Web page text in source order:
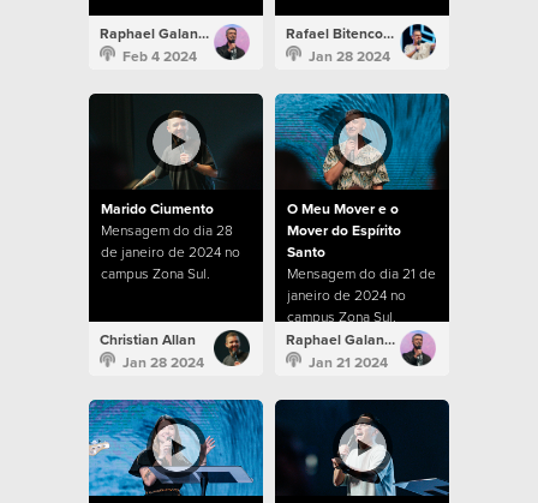
Raphael Galante
Feb 4 2024
Rafael Bitencourt
Jan 28 2024
Marido Ciumento
Mensagem do dia 28
de janeiro de 2024 no
campus Zona Sul.
Christian Allan
Jan 28 2024
O Meu Mover e o
Mover do Espírito
Santo
Mensagem do dia 21 de
janeiro de 2024 no
campus Zona Sul.
Raphael Galante
Jan 21 2024